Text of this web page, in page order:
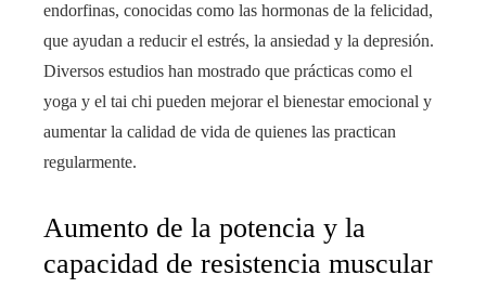
endorfinas, conocidas como las hormonas de la felicidad,
que ayudan a reducir el estrés, la ansiedad y la depresión.
Diversos estudios han mostrado que prácticas como el
yoga y el tai chi pueden mejorar el bienestar emocional y
aumentar la calidad de vida de quienes las practican
regularmente.
Aumento de la potencia y la
capacidad de resistencia muscular